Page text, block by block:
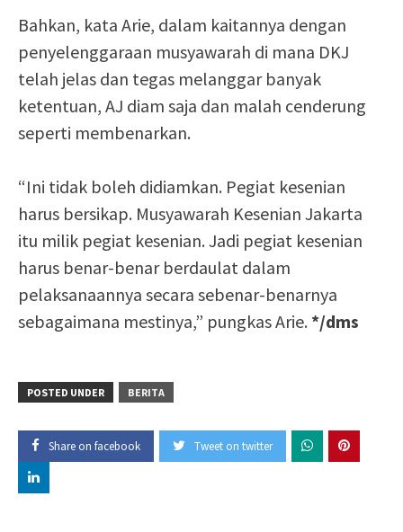
Bahkan, kata Arie, dalam kaitannya dengan
penyelenggaraan musyawarah di mana DKJ
telah jelas dan tegas melanggar banyak
ketentuan, AJ diam saja dan malah cenderung
seperti membenarkan.
“Ini tidak boleh didiamkan. Pegiat kesenian
harus bersikap. Musyawarah Kesenian Jakarta
itu milik pegiat kesenian. Jadi pegiat kesenian
harus benar-benar berdaulat dalam
pelaksanaannya secara sebenar-benarnya
sebagaimana mestinya,” pungkas Arie. */dms
POSTED UNDER BERITA
Share on facebook Tweet on twitter